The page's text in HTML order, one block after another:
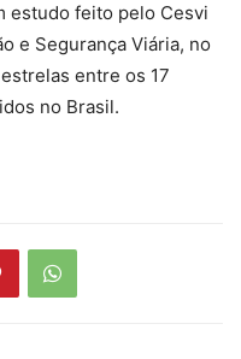
estudo feito pelo Cesvi
e Segurança Viária, no
entre os 17
no Brasil.